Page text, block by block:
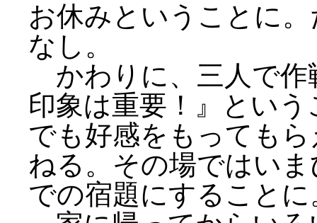
お休みということに
なし。
かわりに、三人で作
印象は重要！』とい
でも好感をもっても
ねる。その場ではい
での宿題にすることに